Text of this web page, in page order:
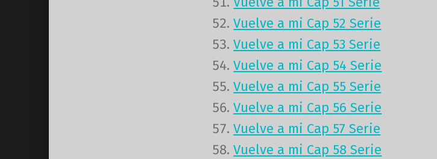
Vuelve a mi Cap 52 Serie
Vuelve a mi Cap 53 Serie
Vuelve a mi Cap 54 Serie
Vuelve a mi Cap 55 Serie
Vuelve a mi Cap 56 Serie
Vuelve a mi Cap 57 Serie
Vuelve a mi Cap 58 Serie